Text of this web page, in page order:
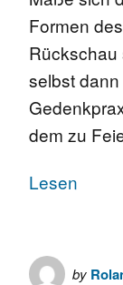
Formen
Rückschau
selbst
dem zu
Lesen
by